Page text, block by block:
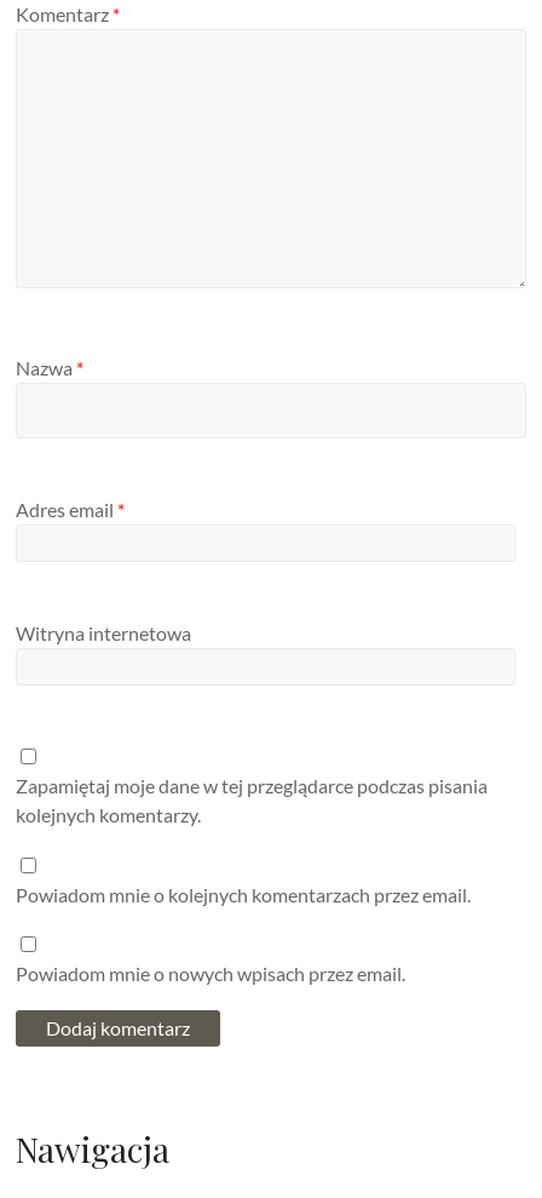
Komentarz *
Nazwa *
Adres email *
Witryna internetowa
Zapamiętaj moje dane w tej przeglądarce podczas pisania
kolejnych komentarzy.
Powiadom mnie o kolejnych komentarzach przez email.
Powiadom mnie o nowych wpisach przez email.
Nawigacja